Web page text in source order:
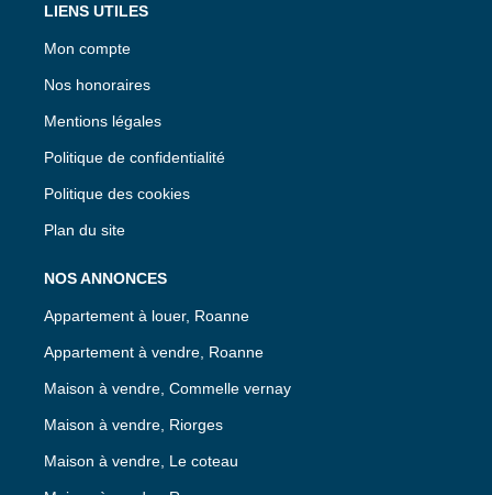
LIENS UTILES
Mon compte
Nos honoraires
Mentions légales
Politique de confidentialité
Politique des cookies
Plan du site
NOS ANNONCES
Appartement à louer, Roanne
Appartement à vendre, Roanne
Maison à vendre, Commelle vernay
Maison à vendre, Riorges
Maison à vendre, Le coteau